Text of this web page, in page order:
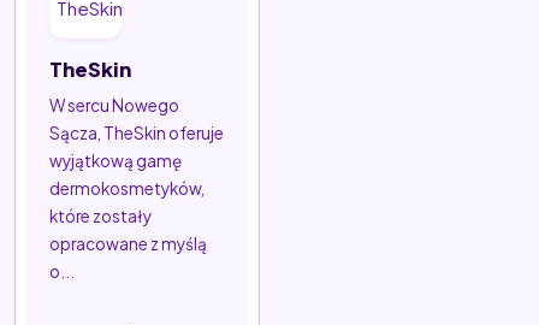
TheSkin
W sercu Nowego
Sącza, TheSkin oferuje
wyjątkową gamę
dermokosmetyków,
które zostały
opracowane z myślą
o...